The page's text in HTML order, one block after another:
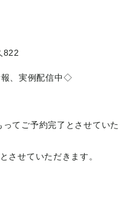
822
、実例配信中◇
てご予約完了とさせていた
させていただきます。